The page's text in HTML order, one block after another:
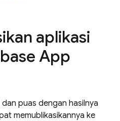
aplikasi
App
puas dengan hasilnya
memublikasikannya ke